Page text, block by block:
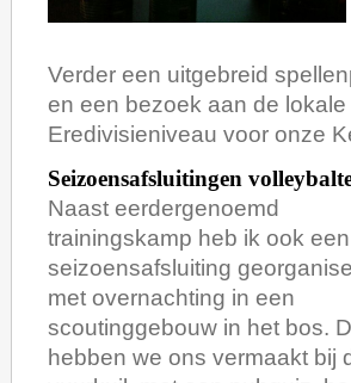
Verder een uitgebreid
en een bezoek aan de
Eredivisieniveau voor onze
Seizoensafsluitingen
Naast eerdergenoemd
trainingskamp heb ik ook een
seizoensafsluiting
met overnachting in een
scoutinggebouw in het bos.
hebben we ons vermaakt bij